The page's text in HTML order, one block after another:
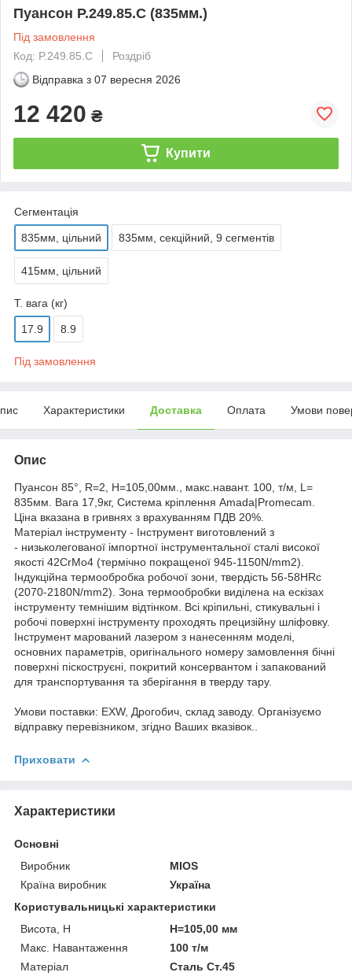
Пуансон P.249.85.C (835мм.)
Під замовлення
Код: P.249.85.C
Роздріб
Відправка з 07 вересня 2026
12 420 ₴
Купити
Сегментація
835мм, цільний 835мм, секційний, 9 сегментів
415мм, цільний
Т. вага (кг)
17.9 8.9
Під замовлення
Характеристики Доставка Оплата Умови
Опис
Пуансон 85°, R=2, H=105,00мм., макс.навант. 100, т/м, L=
835мм. Вага 17,9кг, Система кріплення Amada|Promecam.
Ціна вказана в гривнях з врахуванням ПДВ 20%.
Матеріал інструменту - Інструмент виготовлений з
- низьколегованої імпортної інструментальної сталі високої
якості 42CrMo4 (термічно покращеної 945-1150N/mm2).
Індукційна термообробка робочої зони, твердість 56-58HRc
(2070-2180N/mm2). Зона термообробки виділена на ескізах
інструменту темнішим відтінком. Всі кріпильні, стикувальні і
робочі поверхні інструменту проходять прецизійну шліфовку.
Інструмент марований лазером з нанесенням моделі,
основних параметрів, оригінального номеру замовлення бічні
поверхні піскоструєні, покритий консервантом і запакований
для транспортування та зберігання в тверду тару.
Умови поставки: EXW, Дрогобич, склад заводу. Організуємо
відправку перевізником, згідно Ваших вказівок..
Приховати
Характеристики
Основні
Виробник
MIOS
Країна виробник
Україна
Користувальницькі характеристики
Висота, H
H=105,00 мм
Макс. Навантаження
100 т/м
Матеріал
Сталь Ст.45